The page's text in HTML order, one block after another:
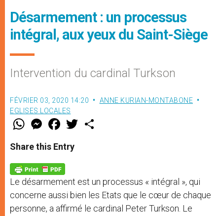
Désarmement : un processus
intégral, aux yeux du Saint-Siège
Intervention du cardinal Turkson
FÉVRIER 03, 2020 14:20
ANNE KURIAN-MONTABONE
EGLISES LOCALES
W
t
s
p
p
M
e
s
e
g
e
r
F
a
e
b
o
k
w
Share this Entry
Le désarmement est un processus « intégral », qui
concerne aussi bien les Etats que le cœur de chaque
personne, a affirmé le cardinal Peter Turkson. Le